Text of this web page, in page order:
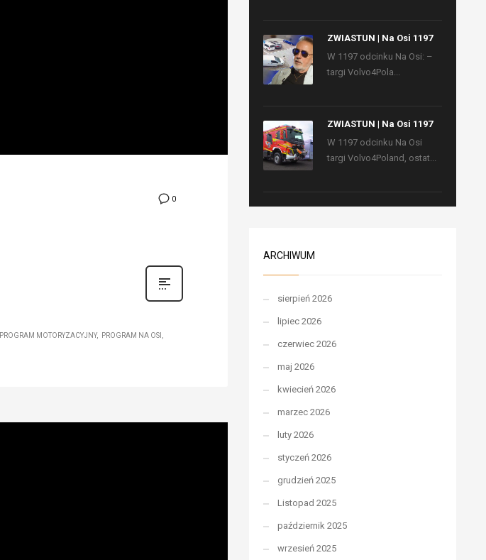
0
PROGRAM MOTORYZACYJNY
PROGRAM NA OSI
ZWIASTUN | Na Osi 1197
W 1197 odcinku Na Osi: –
targi Volvo4Pola...
ZWIASTUN | Na Osi 1197
W 1197 odcinku Na Osi
targi Volvo4Poland, ostat...
ARCHIWUM
sierpień 2026
lipiec 2026
czerwiec 2026
maj 2026
kwiecień 2026
marzec 2026
luty 2026
styczeń 2026
grudzień 2025
Listopad 2025
październik 2025
wrzesień 2025